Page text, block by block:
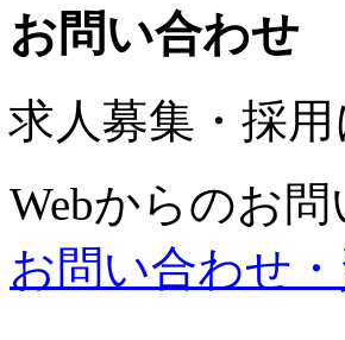
お問い合わせ
求人募集・採
Webからのお
お問い合わせ